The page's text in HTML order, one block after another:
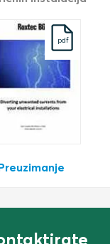
pdf